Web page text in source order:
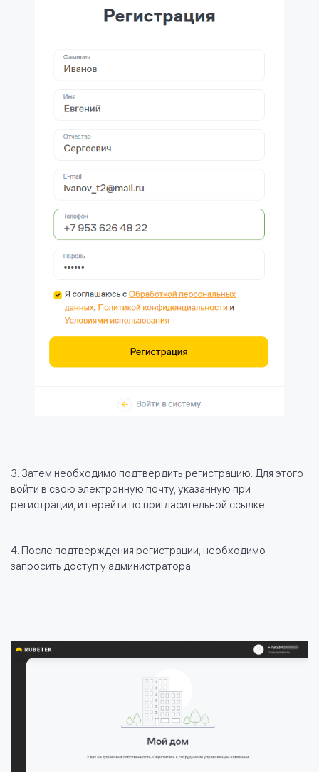
3. Затем необходимо подтвердить регистрацию. Для этого
войти в свою электронную почту, указанную при
регистрации, и перейти по пригласительной ссылке.
4. После подтверждения регистрации, необходимо
запросить доступ у администратора.